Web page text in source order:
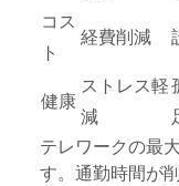
コス
ト
経費削減
健康
ストレス軽
減
テレワークの最
す。通勤時間が